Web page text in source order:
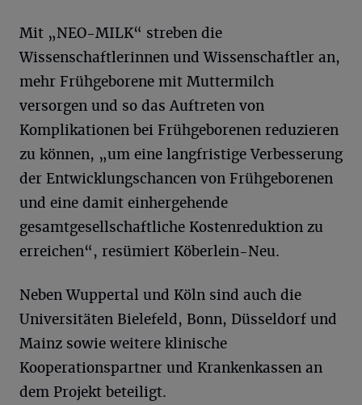
Mit „NEO-MILK“ streben die
Wissenschaftlerinnen und Wissenschaftler an,
mehr Frühgeborene mit Muttermilch
versorgen und so das Auftreten von
Komplikationen bei Frühgeborenen reduzieren
zu können, „um eine langfristige Verbesserung
der Entwicklungschancen von Frühgeborenen
und eine damit einhergehende
gesamtgesellschaftliche Kostenreduktion zu
erreichen“, resümiert Köberlein-Neu.
Neben Wuppertal und Köln sind auch die
Universitäten Bielefeld, Bonn, Düsseldorf und
Mainz sowie weitere klinische
Kooperationspartner und Krankenkassen an
dem Projekt beteiligt.